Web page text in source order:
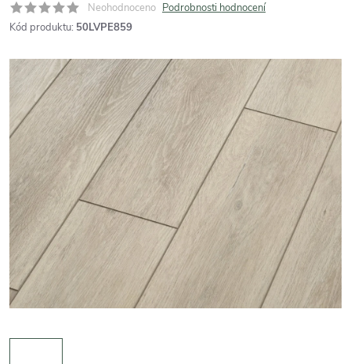
Neohodnoceno Podrobnosti hodnocení
Kód produktu: 50LVPE859